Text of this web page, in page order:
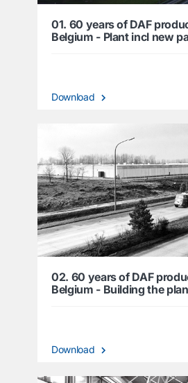
01. 60 years of DAF
Belgium - Plant incl new
Download
02. 60 years of DAF
Belgium - Building the
Download